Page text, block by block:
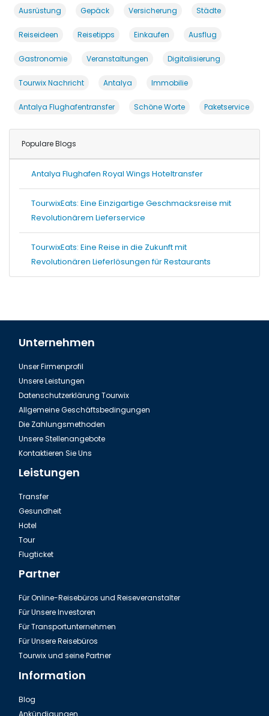
Ausrüstung Gepäck Versicherung Städte
Reiseideen Reisetipps Einkaufen Ausflug
Gastronomie Veranstaltungen Digitalisierung
Tourwix Nachricht Antalya Immobilie
Antalya Flughafentransfer Schöne Worte Paketservice
Populare Blogs
Antalya Flughafen Royal Wings Hoteltransfer
TourwixEats: Eine Einzigartige Geschmacksreise mit
Revolutionärem Lieferservice
TourwixEats: Eine Reise in die Zukunft mit
Revolutionären Lieferlösungen für Restaurants
Unternehmen
Unser Firmenprofil
Unsere Leistungen
Datenschutzerklärung Tourwix
Allgemeine Geschäftsbedingungen
Die Zahlungsmethoden
Unsere Stellenangebote
Kontaktieren Sie Uns
Leistungen
Transfer
Gesundheit
Hotel
Tour
Flugticket
Partner
Für Online-Reisebüros und Reiseveranstalter
Für Unsere Investoren
Für Transportunternehmen
Für Unsere Reisebüros
Tourwix und seine Partner
Information
Blog
Ankündigungen